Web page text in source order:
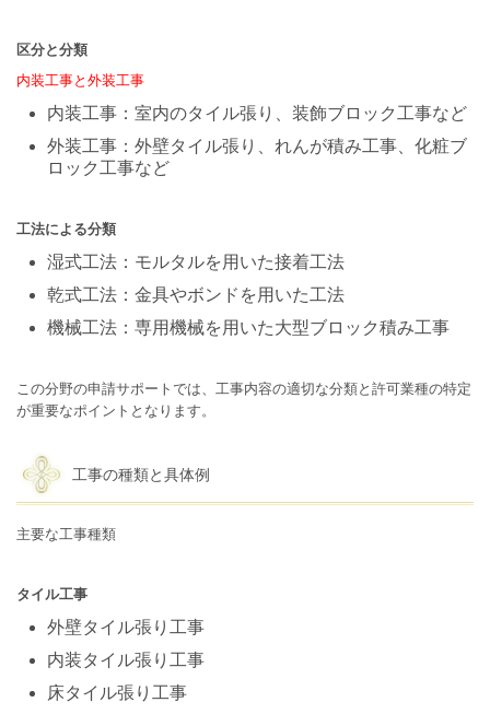
区分と分類
内装工事と外装工事
内装工事：室内のタイル張り、装飾ブロック工事など
外装工事：外壁タイル張り、れんが積み工事、化粧ブ
ロック工事など
工法による分類
湿式工法：モルタルを用いた接着工法
乾式工法：金具やボンドを用いた工法
機械工法：専用機械を用いた大型ブロック積み工事
この分野の申請サポートでは、工事内容の適切な分類と許可業種の特定
が重要なポイントとなります。
工事の種類と具体例
主要な工事種類
タイル工事
外壁タイル張り工事
内装タイル張り工事
床タイル張り工事